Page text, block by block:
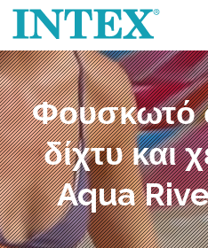
Φουσκωτό
δίχτυ και
Aqua